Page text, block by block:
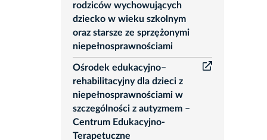
rodziców wychowujących
dziecko w wieku szkolnym
oraz starsze ze sprzężonymi
niepełnosprawnościami
Ośrodek edukacyjno–
rehabilitacyjny dla dzieci z
niepełnosprawnościami w
szczególności z autyzmem –
Centrum Edukacyjno-
Terapetuczne